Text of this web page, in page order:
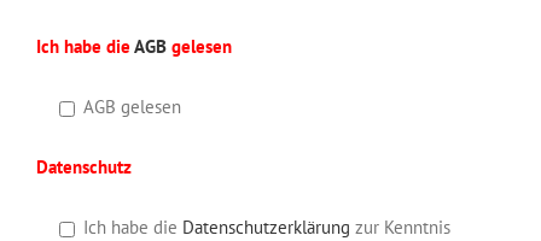
Ich habe die AGB gelesen
AGB gelesen
Datenschutz
Ich habe die Datenschutzerklärung zur Kenntnis